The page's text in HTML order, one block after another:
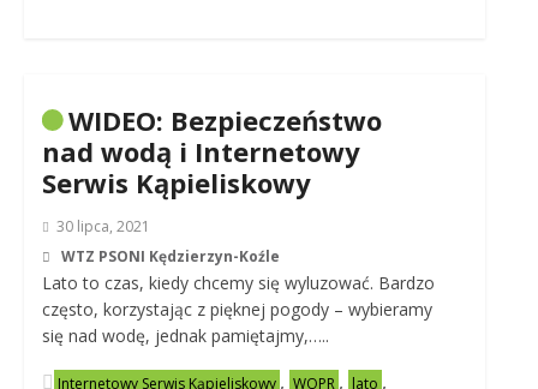
WIDEO: Bezpieczeństwo
nad wodą i Internetowy
Serwis Kąpieliskowy
30 lipca, 2021
WTZ PSONI Kędzierzyn-Koźle
Lato to czas, kiedy chcemy się wyluzować. Bardzo
często, korzystając z pięknej pogody – wybieramy
się nad wodę, jednak pamiętajmy,…..
Internetowy Serwis Kąpieliskowy , WOPR , lato ,